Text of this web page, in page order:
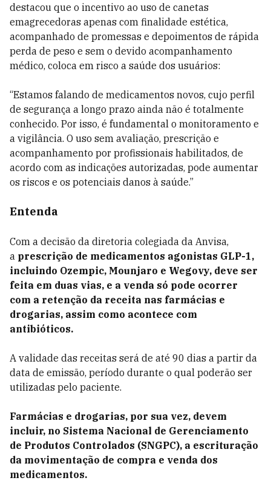
destacou que o incentivo ao uso de canetas
emagrecedoras apenas com finalidade estética,
acompanhado de promessas e depoimentos de rápida
perda de peso e sem o devido acompanhamento
médico, coloca em risco a saúde dos usuários:
“Estamos falando de medicamentos novos, cujo perfil
de segurança a longo prazo ainda não é totalmente
conhecido. Por isso, é fundamental o monitoramento e
a vigilância. O uso sem avaliação, prescrição e
acompanhamento por profissionais habilitados, de
acordo com as indicações autorizadas, pode aumentar
os riscos e os potenciais danos à saúde.”
Entenda
Com a decisão da diretoria colegiada da Anvisa,
a prescrição de medicamentos agonistas GLP-1,
incluindo Ozempic, Mounjaro e Wegovy, deve ser
feita em duas vias, e a venda só pode ocorrer
com a retenção da receita nas farmácias e
drogarias, assim como acontece com
antibióticos.
A validade das receitas será de até 90 dias a partir da
data de emissão, período durante o qual poderão ser
utilizadas pelo paciente.
Farmácias e drogarias, por sua vez, devem
incluir, no Sistema Nacional de Gerenciamento
de Produtos Controlados (SNGPC), a escrituração
da movimentação de compra e venda dos
medicamentos.